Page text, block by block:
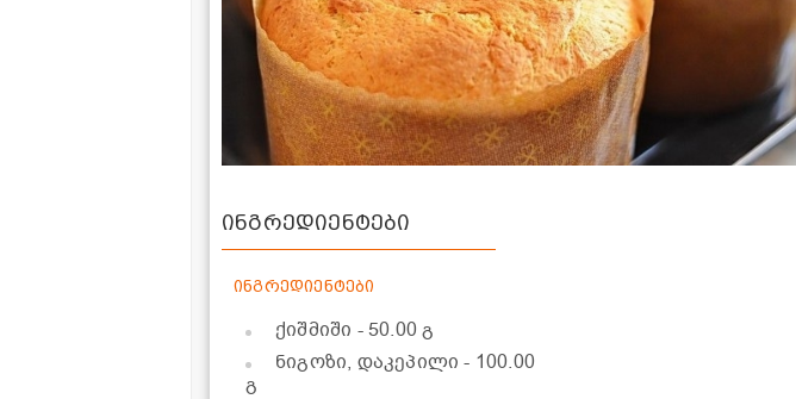
ინგრედიენტები
ინგრედიენტები
ქიშმიში - 50.00 გ
ნიგოზი, დაკეპილი- 100.00
გ